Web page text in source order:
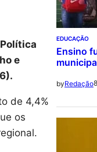
e
de 4,4%
os
EDUCAÇÃO
Ensino
byRedação